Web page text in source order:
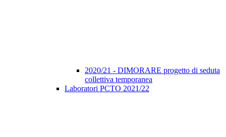
2020/21 - DIMORARE progetto di seduta
collettiva temporanea
Laboratori PCTO 2021/22